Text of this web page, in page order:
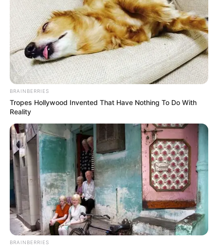
BRAINBERRIES
Tropes Hollywood Invented That Have Nothing To Do With
Reality
BRAINBERRIES